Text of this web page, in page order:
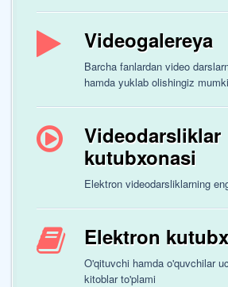
Videogalereya
Barcha fanlardan video
hamda yuklab olishingiz
Videodarsliklar
kutubxonasi
Elektron videodarsliklarning
Elektron
O'qituvchi hamda o'quvchilar
kitoblar to'plami